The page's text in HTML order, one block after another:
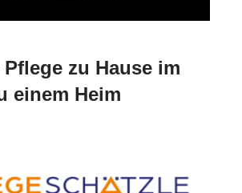
zu Hause im
einem Heim